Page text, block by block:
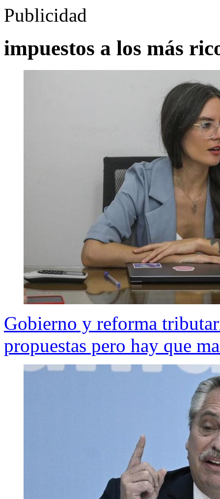
Publicidad
impuestos a los más
Gobierno y reforma
propuestas pero hay que